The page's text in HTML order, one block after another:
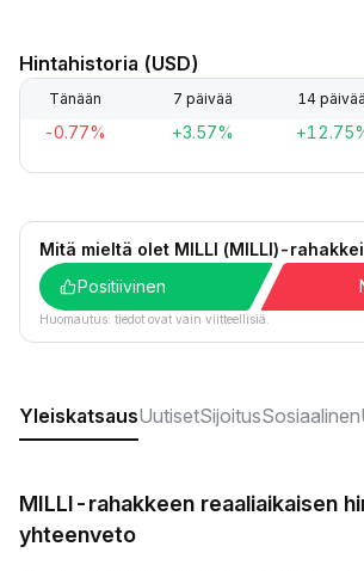
Hintahistoria (USD)
Tänään 7 päivää 14 päivää
-0.77% +3.57%
Mitä mieltä olet MILLI (MILLI)-
Positiivinen
Huomautus: tiedot ovat vain viitteellisiä.
YleiskatsausUutisetSijoitusSosiaalinen
MILLI-rahakkeen reaaliaikaisen
yhteenveto